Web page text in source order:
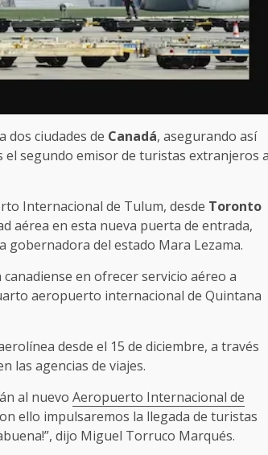
dos ciudades de Canadá, asegurando así
el segundo emisor de turistas extranjeros
Internacional de Tulum, desde Toronto
aérea en esta nueva puerta de entrada,
gobernadora del estado Mara Lezama.
en ofrecer servicio aéreo a
aeropuerto internacional de Quintana
desde el 15 de diciembre, a través
las agencias de viajes.
al nuevo Aeropuerto Internacional de
ello impulsaremos la llegada de turistas
dijo Miguel Torruco Marqués.